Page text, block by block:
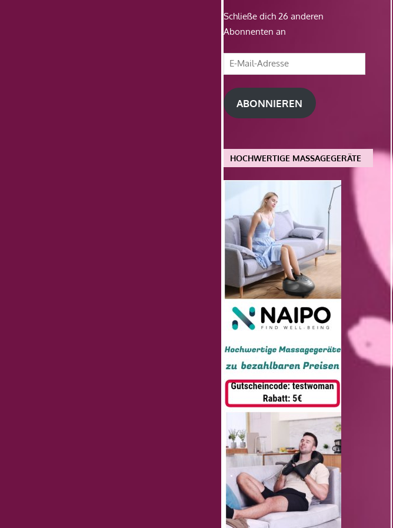
Schließe dich 26 anderen
Abonnenten an
E-
Mail-
Adresse
ABONNIEREN
HOCHWERTIGE MASSAGEGERÄTE